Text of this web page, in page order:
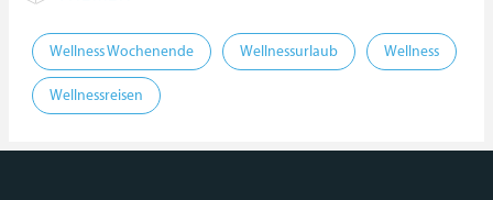
Wellness Wochenende Wellnessurlaub Wellness
Wellnessreisen